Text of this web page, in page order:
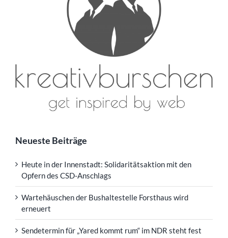
Neueste Beiträge
Heute in der Innenstadt: Solidaritätsaktion mit den
Opfern des CSD-Anschlags
Wartehäuschen der Bushaltestelle Forsthaus wird
erneuert
Sendetermin für „Yared kommt rum“ im NDR steht fest